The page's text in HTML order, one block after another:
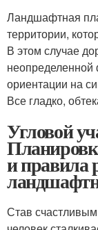
Ландшафтная
территории,
В этом случае
ориентации на
Все гладко,
Угловой
и правила
Став счастливым